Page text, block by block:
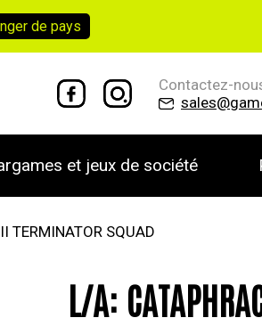
depays
Contactez-
et jeux de société
TERMINATOR SQUAD
L/A: